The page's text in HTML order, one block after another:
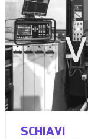
SCHIAVI